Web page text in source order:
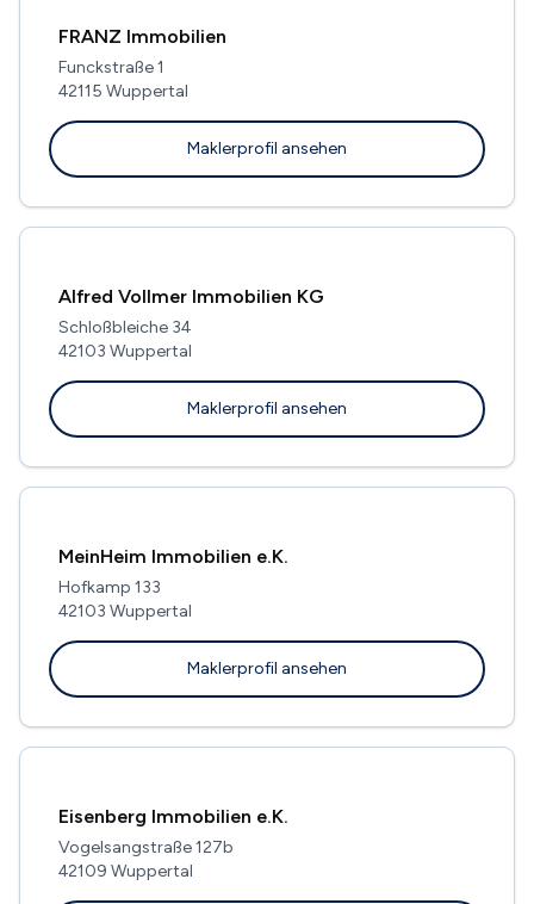
FRANZ Immobilien
Funckstraße 1
42115 Wuppertal
Maklerprofil ansehen
Alfred Vollmer Immobilien KG
Schloßbleiche 34
42103 Wuppertal
Maklerprofil ansehen
MeinHeim Immobilien e.K.
Hofkamp 133
42103 Wuppertal
Maklerprofil ansehen
Eisenberg Immobilien e.K.
Vogelsangstraße 127b
42109 Wuppertal